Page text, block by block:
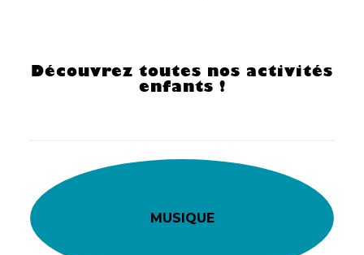
Découvrez toutes nos activités
enfants !
MUSIQUE